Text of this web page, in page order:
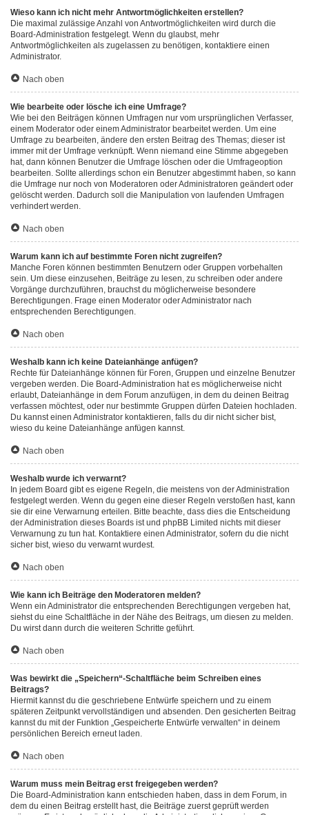
Wieso kann ich nicht mehr Antwortmöglichkeiten erstellen?
Die maximal zulässige Anzahl von Antwortmöglichkeiten wird durch die
Board-Administration festgelegt. Wenn du glaubst, mehr
Antwortmöglichkeiten als zugelassen zu benötigen, kontaktiere einen
Administrator.
Nach oben
Wie bearbeite oder lösche ich eine Umfrage?
Wie bei den Beiträgen können Umfragen nur vom ursprünglichen Verfasser,
einem Moderator oder einem Administrator bearbeitet werden. Um eine
Umfrage zu bearbeiten, ändere den ersten Beitrag des Themas; dieser ist
immer mit der Umfrage verknüpft. Wenn niemand eine Stimme abgegeben
hat, dann können Benutzer die Umfrage löschen oder die Umfrageoption
bearbeiten. Sollte allerdings schon ein Benutzer abgestimmt haben, so kann
die Umfrage nur noch von Moderatoren oder Administratoren geändert oder
gelöscht werden. Dadurch soll die Manipulation von laufenden Umfragen
verhindert werden.
Nach oben
Warum kann ich auf bestimmte Foren nicht zugreifen?
Manche Foren können bestimmten Benutzern oder Gruppen vorbehalten
sein. Um diese einzusehen, Beiträge zu lesen, zu schreiben oder andere
Vorgänge durchzuführen, brauchst du möglicherweise besondere
Berechtigungen. Frage einen Moderator oder Administrator nach
entsprechenden Berechtigungen.
Nach oben
Weshalb kann ich keine Dateianhänge anfügen?
Rechte für Dateianhänge können für Foren, Gruppen und einzelne Benutzer
vergeben werden. Die Board-Administration hat es möglicherweise nicht
erlaubt, Dateianhänge in dem Forum anzufügen, in dem du deinen Beitrag
verfassen möchtest, oder nur bestimmte Gruppen dürfen Dateien hochladen.
Du kannst einen Administrator kontaktieren, falls du dir nicht sicher bist,
wieso du keine Dateianhänge anfügen kannst.
Nach oben
Weshalb wurde ich verwarnt?
In jedem Board gibt es eigene Regeln, die meistens von der Administration
festgelegt werden. Wenn du gegen eine dieser Regeln verstoßen hast, kann
sie dir eine Verwarnung erteilen. Bitte beachte, dass dies die Entscheidung
der Administration dieses Boards ist und phpBB Limited nichts mit dieser
Verwarnung zu tun hat. Kontaktiere einen Administrator, sofern du die nicht
sicher bist, wieso du verwarnt wurdest.
Nach oben
Wie kann ich Beiträge den Moderatoren melden?
Wenn ein Administrator die entsprechenden Berechtigungen vergeben hat,
siehst du eine Schaltfläche in der Nähe des Beitrags, um diesen zu melden.
Du wirst dann durch die weiteren Schritte geführt.
Nach oben
Was bewirkt die „Speichern“-Schaltfläche beim Schreiben eines
Beitrags?
Hiermit kannst du die geschriebene Entwürfe speichern und zu einem
späteren Zeitpunkt vervollständigen und absenden. Den gesicherten Beitrag
kannst du mit der Funktion „Gespeicherte Entwürfe verwalten“ in deinem
persönlichen Bereich erneut laden.
Nach oben
Warum muss mein Beitrag erst freigegeben werden?
Die Board-Administration kann entschieden haben, dass in dem Forum, in
dem du einen Beitrag erstellt hast, die Beiträge zuerst geprüft werden